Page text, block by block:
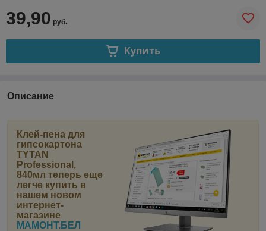
39,90 руб.
Купить
Описание
Клей-пена для
гипсокартона
TYTAN
Professional,
840мл теперь еще
легче купить в
нашем новом
интернет-
магазине
МАМОНТ.БЕЛ